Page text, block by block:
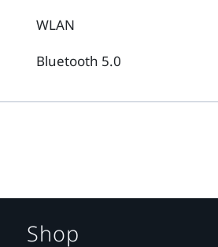
WLAN
Bluetooth 5.0
Shop